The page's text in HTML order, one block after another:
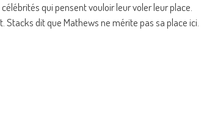
qui pensent vouloir leur voler leur place.
Stacks dit que Mathews ne mérite pas sa place ici.